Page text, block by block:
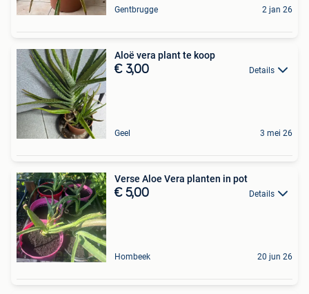
Gentbrugge 2 jan 26
Aloë vera plant te koop
€ 3,00 Details
Geel 3 mei 26
Verse Aloe Vera planten in pot
€ 5,00 Details
Hombeek 20 jun 26